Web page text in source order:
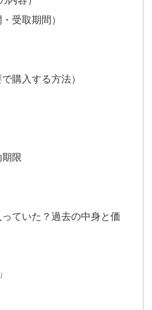
受取期間）
購入する方法）
限
ていた？過去の中身と価